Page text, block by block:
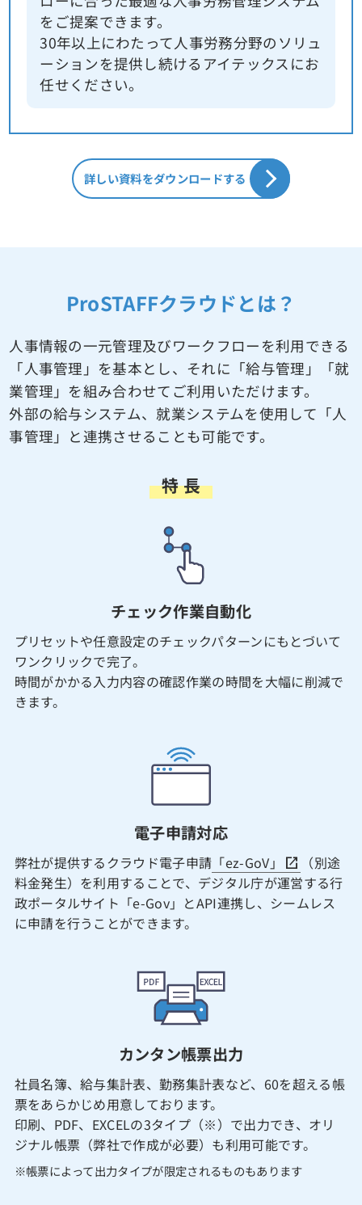
をご提案できます。
30年以上にわたって人事労務分野のソリュ
ーションを提供し続けるアイテックスにお
任せください。
詳しい資料をダウンロードする
ProSTAFFクラウドとは？
人事情報の一元管理及びワークフローを利用できる
「人事管理」を基本とし、 それに「給与管理」「就
業管理」を組み合わせてご利用いただけます。
外部の給与システム、就業システムを使用して「人
事管理」と連携させることも可能です。
特 長
チェック作業自動化
プリセットや任意設定のチェックパターンにもとづいて
ワンクリックで完了。
時間がかかる入力内容の確認作業の時間を大幅に削減で
きます。
電子申請対応
弊社が提供するクラウド電子申請 「ez-GoV」
（別途
料金発生）を利用することで、デジタル庁が運営する行
政ポータルサイト「e-Gov」とAPI連携し、シームレス
に申請を行うことができます。
カンタン帳票出力
社員名簿、給与集計表、勤務集計表など、60を超える帳
票をあらかじめ用意しております。
印刷、PDF、EXCELの3タイプ（※）で出力でき、オリ
ジナル帳票（弊社で作成が必要）も利用可能です。
※帳票によって出力タイプが限定されるものもあります